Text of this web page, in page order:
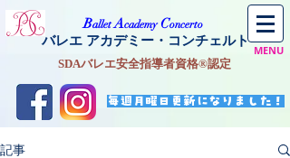
​BalletAcademyConcerto
バレエ アカデミー・コンチェルト
MENU
SDAバレエ安全指導者資格®認定
毎週月曜日更新になりました！
記事